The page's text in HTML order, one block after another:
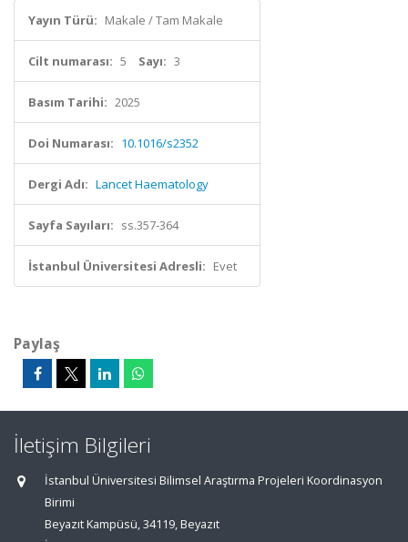
Yayın Türü: Makale / Tam Makale
Cilt numarası: 5 Sayı: 3
Basım Tarihi: 2025
Doi Numarası: 10.1016/s2352
Dergi Adı: Lancet Haematology
Sayfa Sayıları: ss.357-364
İstanbul Üniversitesi Adresli: Evet
Paylaş
İletişim Bilgileri
İstanbul Üniversitesi Bilimsel Araştırma Projeleri Koordinasyon
Birimi
Beyazıt Kampüsü, 34119, Beyazıt